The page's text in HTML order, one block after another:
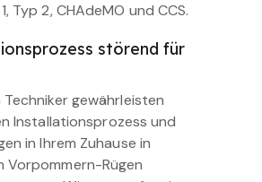
Typ 2, CHAdeMO und CCS.
störend für
gewährleisten
Installationsprozess und
in Ihrem Zuhause in
Vorpommern-Rügen